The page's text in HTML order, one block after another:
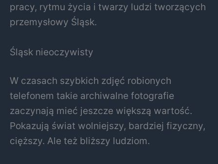
pracy, rytmu życia i twarzy ludzi tworzących
przemysłowy Śląsk.
Śląsk nieoczywisty
W czasach szybkich zdjęć robionych
telefonem takie archiwalne fotografie
zaczynają mieć jeszcze większą wartość.
Pokazują świat wolniejszy, bardziej fizyczny,
cięższy. Ale też bliższy ludziom.